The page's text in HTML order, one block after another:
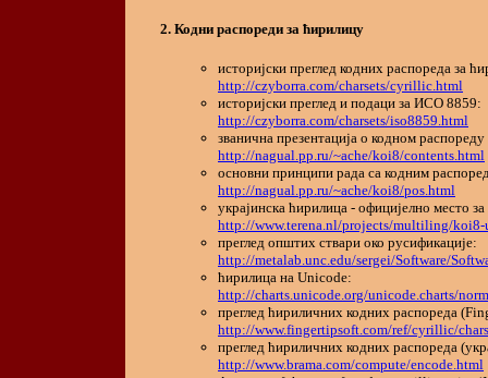
Кодни распореди за ћирилицу
историјски преглед кодних распореда за
http://czyborra.com/charsets/cyrillic.html
историјски преглед и подаци за ИСО 8859:
http://czyborra.com/charsets/iso8859.html
званична презентација о кодном
http://nagual.pp.ru/~ache/koi8/contents.html
основни принципи рада са кодним
http://nagual.pp.ru/~ache/koi8/pos.html
украјинска ћирилица - официјелно место
http://www.terena.nl/projects/multiling/koi8-
преглед општих ствари око русификације:
http://metalab.unc.edu/sergei/Software/
ћирилица на Unicode:
http://charts.unicode.org/unicode.charts/
преглед ћириличних кодних распореда
http://www.fingertipsoft.com/ref/cyrillic/
преглед ћириличних кодних распореда
http://www.brama.com/compute/encode.html